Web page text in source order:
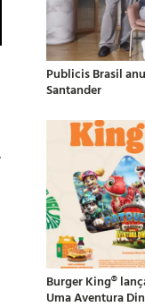
Publicis Brasil
Santander
Burger King®
Uma Aventura